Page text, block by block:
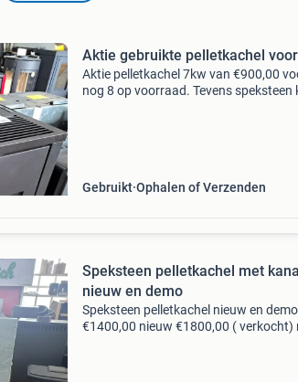
Aktie gebruikte pelletkachel
Aktie pelletkachel 7kw van €900,00
nog 8 op voorraad. Tevens speksteen
Gebruikt Ophalen of Verzenden
Speksteen pelletkachel met
nieuw en demo
Speksteen pelletkachel nieuw en
€1400,00 nieuw €1800,00 ( verkocht)